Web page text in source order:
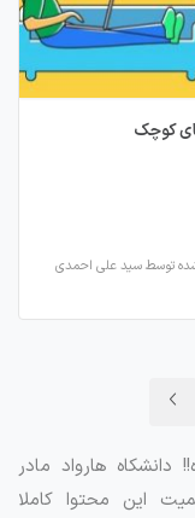
کوچک
توسطسید علی احمدی
دانشکاه هارواد مادر
این محتوا کاملا